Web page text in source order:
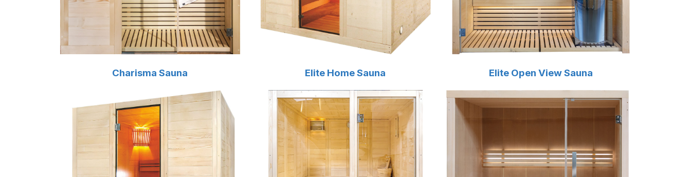
Charisma Sauna Elite Home Sauna Elite Open View Sauna